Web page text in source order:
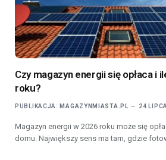
Czy magazyn energii się opłaca i
roku?
PUBLIKACJA: MAGAZYNMIASTA.PL 24
Magazyn energii w 2026 roku może się
domu. Największy sens ma tam, gdzie